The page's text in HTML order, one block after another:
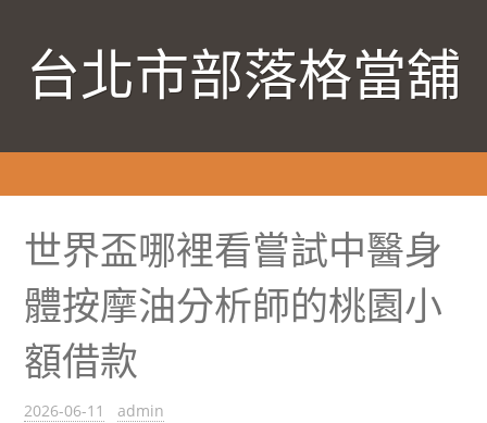
台北市部落格當舖
世界盃哪裡看嘗試中醫身
體按摩油分析師的桃園小
額借款
2026-06-11 admin